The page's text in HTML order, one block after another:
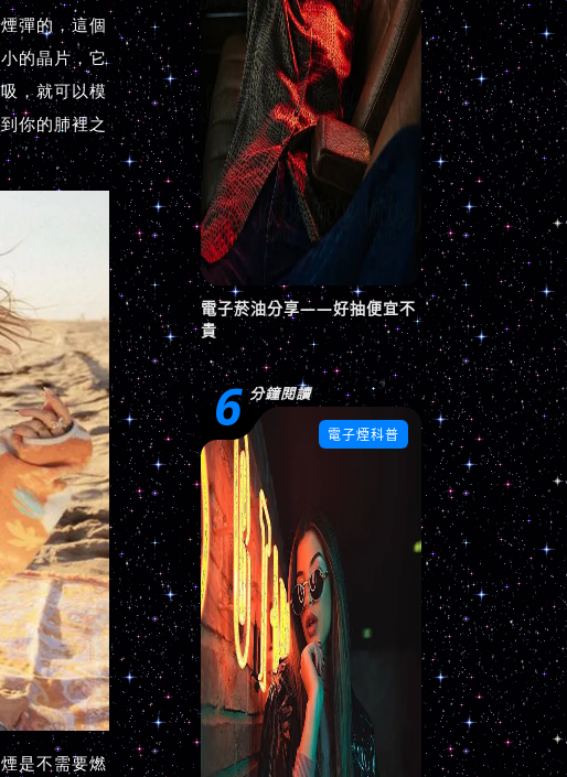
電子菸油分享——好抽便宜不
貴
6 分鐘閱讀 
電子煙科普